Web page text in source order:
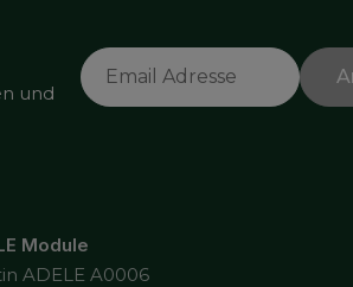
und
Module
ADELE A0006